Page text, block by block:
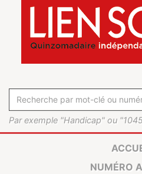
Par exemple "Handicap" ou
NUMÉRO